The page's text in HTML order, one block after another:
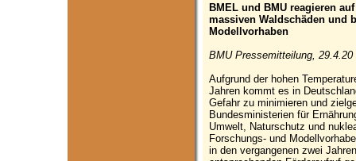
BMEL und BMU reagieren
massiven Waldschäden und
Modellvorhaben
BMU Pressemitteilung, 29.4.20
Aufgrund der hohen
Jahren kommt es in
Gefahr zu minimieren und
Bundesministerien für
Umwelt, Naturschutz und
Forschungs- und
in den vergangenen zwei